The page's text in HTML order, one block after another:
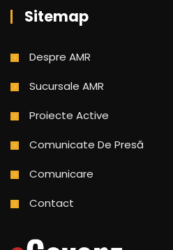
Sitemap
Despre AMR
Sucursale AMR
Proiecte Active
Comunicate De Presă
Comunicare
Contact